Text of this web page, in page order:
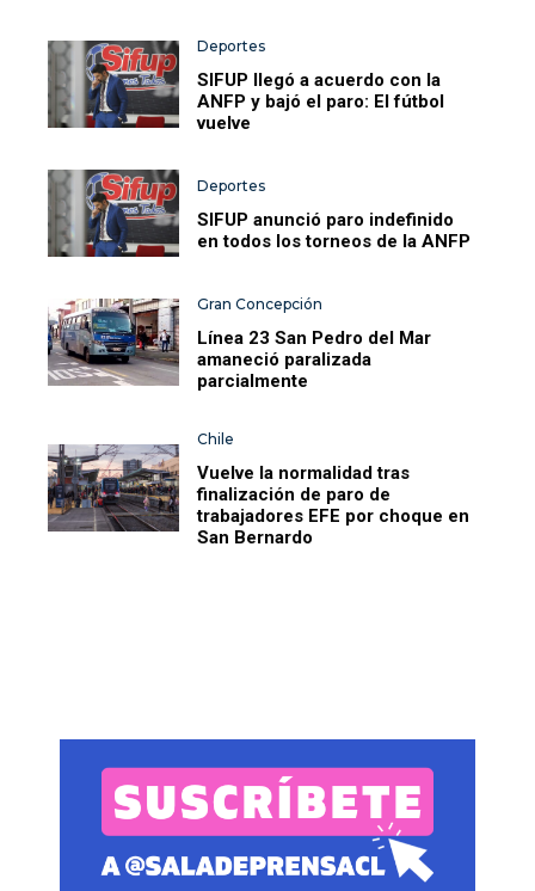
Deportes
SIFUP llegó a acuerdo con la
ANFP y bajó el paro: El fútbol
vuelve
Deportes
SIFUP anunció paro indefinido
en todos los torneos de la ANFP
Gran Concepción
Línea 23 San Pedro del Mar
amaneció paralizada
parcialmente
Chile
Vuelve la normalidad tras
finalización de paro de
trabajadores EFE por choque en
San Bernardo